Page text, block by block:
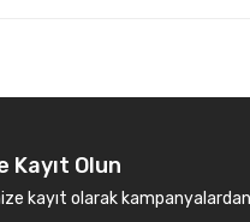
Kayıt Olun
kayıt olarak